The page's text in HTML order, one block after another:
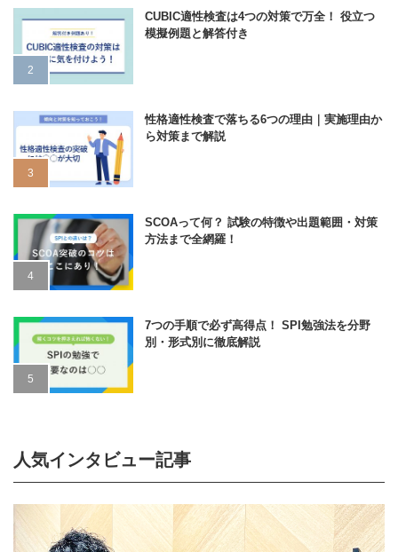
CUBIC適性検査は4つの対策で万全！ 役立つ
模擬例題と解答付き
性格適性検査で落ちる6つの理由｜実施理由か
ら対策まで解説
SCOAって何？ 試験の特徴や出題範囲・対策
方法まで全網羅！
7つの手順で必ず高得点！ SPI勉強法を分野
別・形式別に徹底解説
人気インタビュー記事